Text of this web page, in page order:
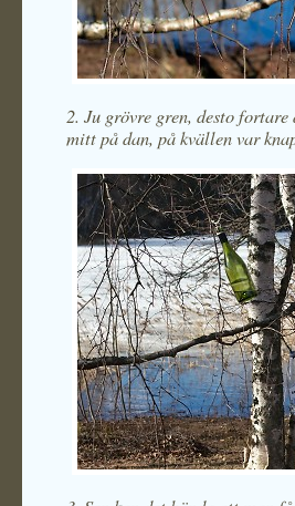
2. Ju grövre gren, desto
mitt på dan, på kvällen var